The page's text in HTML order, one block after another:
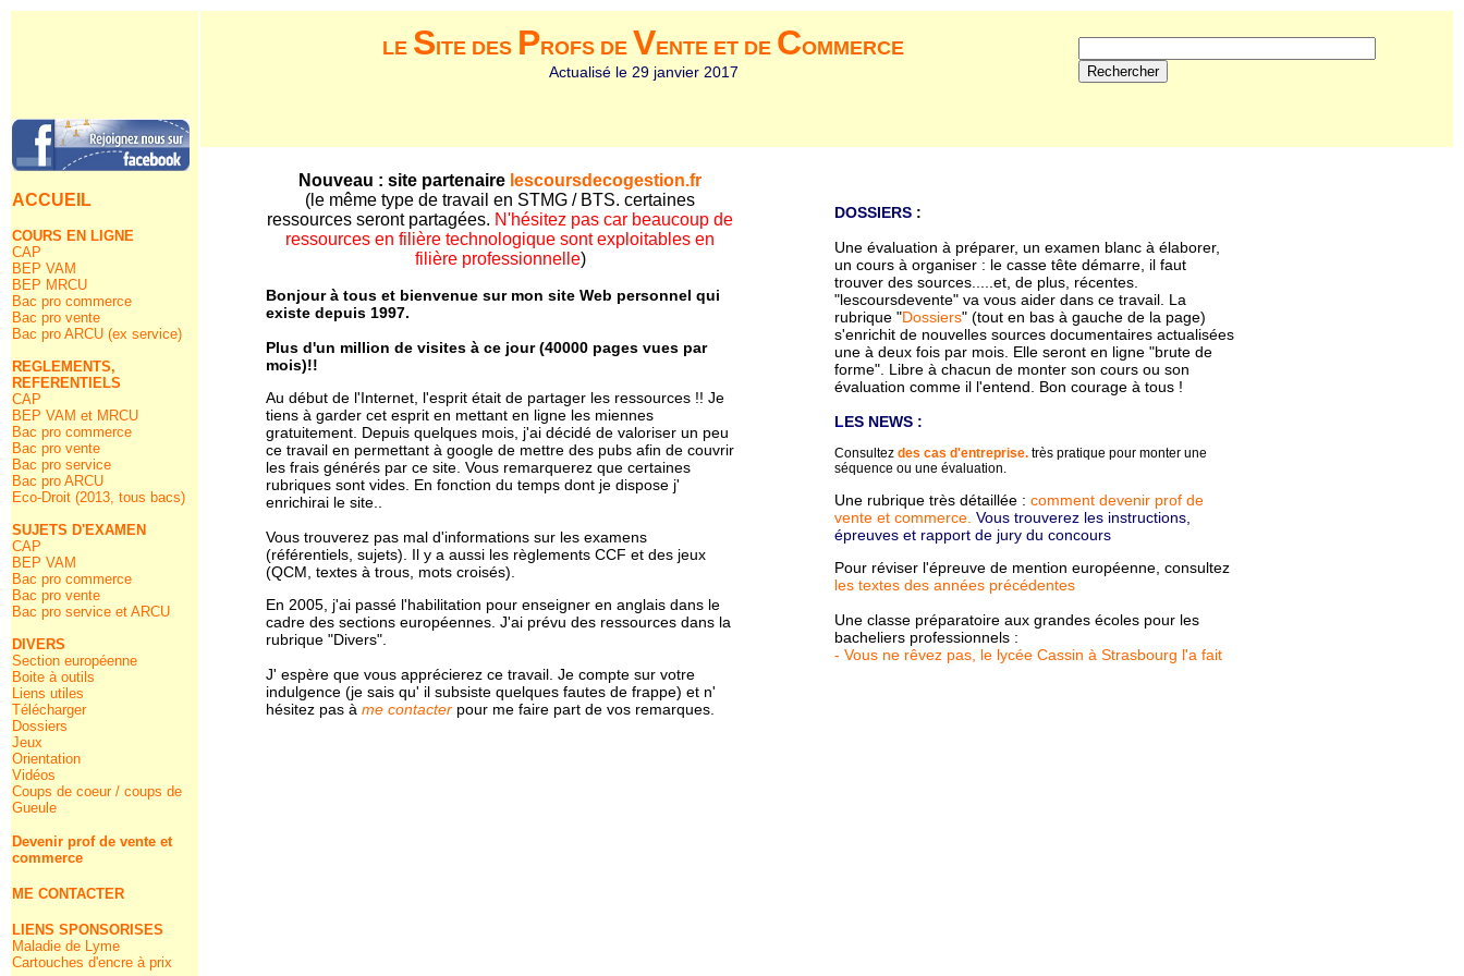
ACCUEIL
COURS EN LIGNE
CAP
BEP VAM
BEP MRCU
Bac pro commerce
Bac pro vente
Bac pro ARCU (ex service)
REGLEMENTS,
REFERENTIELS
CAP
BEP VAM et MRCU
Bac pro commerce
Bac pro vente
Bac pro service
Bac pro ARCU
Eco-Droit (2013, tous bacs)
SUJETS D'EXAMEN
CAP
BEP VAM
Bac pro commerce
Bac pro vente
Bac pro service et ARCU
DIVERS
Section européenne
Boite à outils
Liens utiles
Télécharger
Dossiers
Jeux
Orientation
Vidéos
Coups de coeur / coups de
Gueule
Devenir prof de vente et
commerce
ME CONTACTER
LIENS SPONSORISES
Maladie de Lyme
Cartouches d'encre à prix
LE SITE DES PROFS DE VENTE ET DE COMMERCE
Actualisé le 29 janvier 2017
Nouveau : site partenaire lescoursdecogestion.fr
( le même type de travail en STMG / BTS. certaines
ressources seront partagées. N'hésitez pas car beaucoup de
ressources en filière technologique sont exploitables en
filière professionnelle)
Bonjour à tous et bienvenue sur mon site Web personnel qui
existe depuis 1997.
Plus d'un million de visites à ce jour (40000 pages vues par
mois)!!
Au début de l'Internet, l'esprit était de partager les ressources !! Je
tiens à garder cet esprit en mettant en ligne les miennes
gratuitement. Depuis quelques mois, j'ai décidé de valoriser un peu
ce travail en permettant à google de mettre des pubs afin de couvrir
les frais générés par ce site. Vous remarquerez que certaines
rubriques sont vides. En fonction du temps dont je dispose j'
enrichirai le site..
Vous trouverez pas mal d'informations sur les examens
(référentiels, sujets). Il y a aussi les règlements CCF et des jeux
(QCM, textes à trous, mots croisés)
En 2005, j'ai passé l'habilitation pour enseigner en anglais dans le
cadre des sections européennes. J'ai prévu des ressources dans la
rubrique "Divers".
J' espère que vous apprécierez ce travail. Je compte sur votre
indulgence (je sais qu' il subsiste quelques fautes de frappe) et n'
hésitez pas à me contacter pour me faire part de vos remarques
DOSSIERS :
Une évaluation à préparer, un examen blanc à élaborer,
un cours à organiser : le casse tête démarre, il faut
trouver des sources.....et, de plus, récentes.
"lescoursdevente" va vous aider dans ce travail. La
rubrique "Dossiers" (tout en bas à gauche de la page)
s'enrichit de nouvelles sources documentaires actualisées
une à deux fois par mois. Elle seront en ligne "brute de
forme". Libre à chacun de monter son cours ou son
évaluation comme il l'entend. Bon courage à tous !
LES NEWS :
Consultez des cas d'entreprise. très pratique pour monter une
séquence ou une évaluation.
Une rubrique très détaillée : comment devenir prof de
vente et commerce. Vous trouverez les instructions,
épreuves et rapport de jury du concours
Pour réviser l'épreuve de mention européenne, consultez
les textes des années précédentes
Une classe préparatoire aux grandes écoles pour les
bacheliers professionnels :
- Vous ne rêvez pas, le lycée Cassin à Strasbourg l'a fait